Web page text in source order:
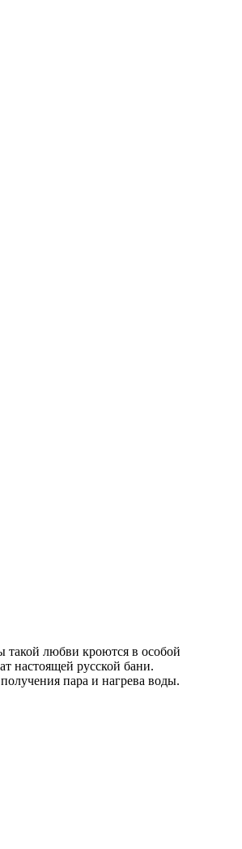
такой любви кроются в особой
настоящей русской бани.
пара и нагрева воды.